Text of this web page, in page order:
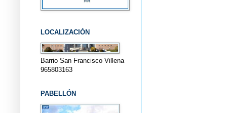
LOCALIZACIÓN
Barrio San Francisco Villena
965803163
PABELLÓN